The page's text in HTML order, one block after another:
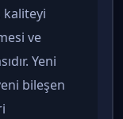
kaliteyi
ve
Yeni
bileşen